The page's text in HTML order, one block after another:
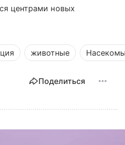
центрами новых
животные
Поделиться